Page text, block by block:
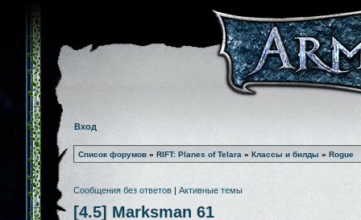
Вход
Список форумов » RIFT: Planes of Telara » Классы и билды » Rogue
Сообщения без ответов | Активные темы
[4.5] Marksman 61